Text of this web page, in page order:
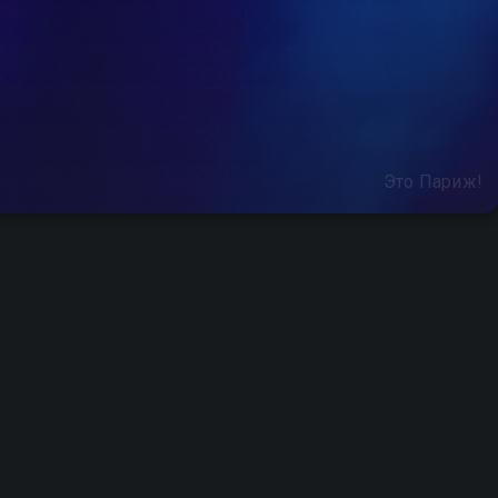
Это Париж!